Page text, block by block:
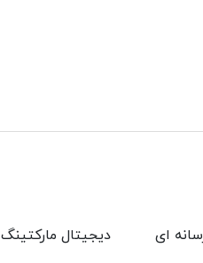
دیجیتال مارکتینگ ای